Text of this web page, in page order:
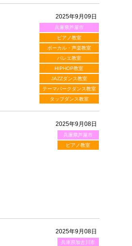
2025年9月09日
兵庫県芦屋市
ピアノ教室
ボーカル・声楽教室
バレエ教室
HIPHOP教室
JAZZダンス教室
テーマパークダンス教室
タップダンス教室
2025年9月08日
兵庫県芦屋市
ピアノ教室
2025年9月08日
兵庫県加古川市